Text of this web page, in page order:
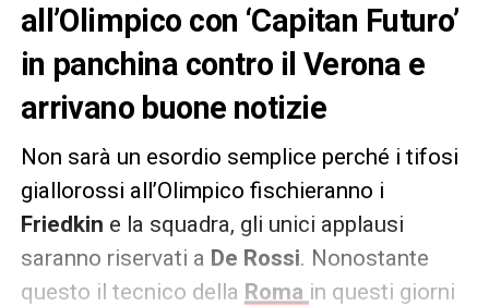
all’Olimpico con ‘Capitan Futuro’
in panchina contro il Verona e
arrivano buone notizie
Non sarà un esordio semplice perché i tifosi
giallorossi all’Olimpico fischieranno i
Friedkin e la squadra, gli unici applausi
saranno riservati a De Rossi. Nonostante
questo il tecnico della Roma in questi giorni